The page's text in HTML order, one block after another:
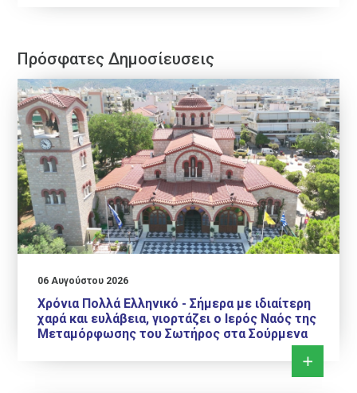
Πρόσφατες Δημοσίευσεις
06 Αυγούστου 2026
Χρόνια Πολλά Ελληνικό - Σήμερα με ιδιαίτερη
χαρά και ευλάβεια, γιορτάζει ο Ιερός Ναός της
Μεταμόρφωσης του Σωτήρος στα Σούρμενα